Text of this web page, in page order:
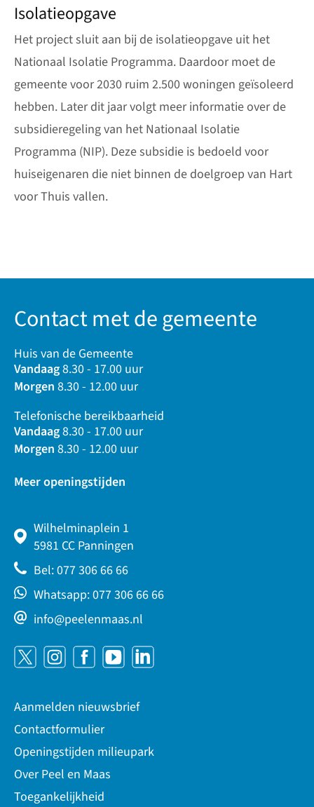
Isolatieopgave
Het project sluit aan bij de isolatieopgave uit het
Nationaal Isolatie Programma. Daardoor moet de
gemeente voor 2030 ruim 2.500 woningen geïsoleerd
hebben. Later dit jaar volgt meer informatie over de
subsidieregeling van het Nationaal Isolatie
Programma (NIP). Deze subsidie is bedoeld voor
huiseigenaren die niet binnen de doelgroep van Hart
voor Thuis vallen.
Contact met de gemeente
Huis van de Gemeente
Vandaag8.30 - 17.00 uur
Morgen 8.30 - 12.00 uur
Telefonische bereikbaarheid
Vandaag8.30 - 17.00 uur
Morgen 8.30 - 12.00 uur
Meer openingstijden
Wilhelminaplein 1
5981 CC Panningen
Bel: 077 306 66 66
Whatsapp: 077 306 66 66
info@peelenmaas.nl
Aanmelden nieuwsbrief
Contactformulier
Openingstijden milieupark
Over Peel en Maas
Toegankelijkheid